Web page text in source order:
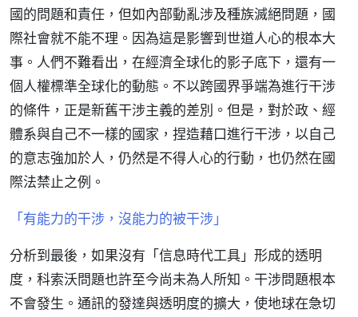
國的問題和責任，但如內部動亂涉及種族滅絕問題，國
際社會就不能不理。因為這是影響到世道人心的根本大
事。人們不難看出，在經濟全球化的影子底下，還有一
個人權標準全球化的動態。不以跨國界爭端為進行干涉
的條件，正是新舊干涉主義的差別。但是，對於政、經
體系與自己不一樣的國家，捏造藉口進行干涉，以自己
的意志強加於人，仍然是不得人心的行動，也仍然在國
際法禁止之例。
「有能力的干涉，沒能力的被干涉」
分析到最後，如果沒有「信息時代工具」形成的透明
度，科索沃問題也許至今尚未為人所知。干涉問題根本
不會發生。通訊的發達與透明度的擴大，使地球在急切